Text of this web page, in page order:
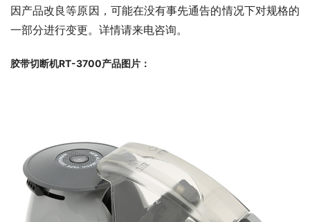
因产品改良等原因，可能在没有事先通告的情况下对规格的
一部分进行变更。详情请来电咨询。
胶带切断机RT-3700产品图片：